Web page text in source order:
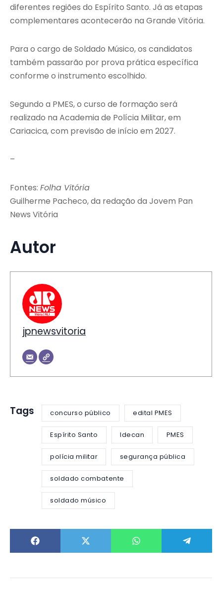
diferentes regiões do Espírito Santo. Já as etapas
complementares acontecerão na Grande Vitória.
Para o cargo de Soldado Músico, os candidatos
também passarão por prova prática específica
conforme o instrumento escolhido.
Segundo a PMES, o curso de formação será
realizado na Academia de Polícia Militar, em
Cariacica, com previsão de início em 2027.
–
Fontes: Folha Vitória
Guilherme Pacheco, da redação da Jovem Pan
News Vitória
Autor
jpnewsvitoria
Tags concurso público edital PMES
Espírito Santo Idecan PMES
polícia militar segurança pública
soldado combatente
soldado músico